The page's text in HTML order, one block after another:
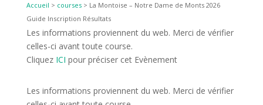
Accueil > courses> La Montoise – Notre Dame de Monts 2026
Guide Inscription Résultats
Les informations proviennent du web. Merci de vérifier
celles-ci avant toute course.
Cliquez ICI pour préciser cet Evènement
Les informations proviennent du web. Merci de vérifier